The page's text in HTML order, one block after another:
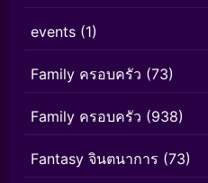
events (1)
Family ครอบครัว (73)
Family ครอบครัว (938)
Fantasy จินตนาการ (73)